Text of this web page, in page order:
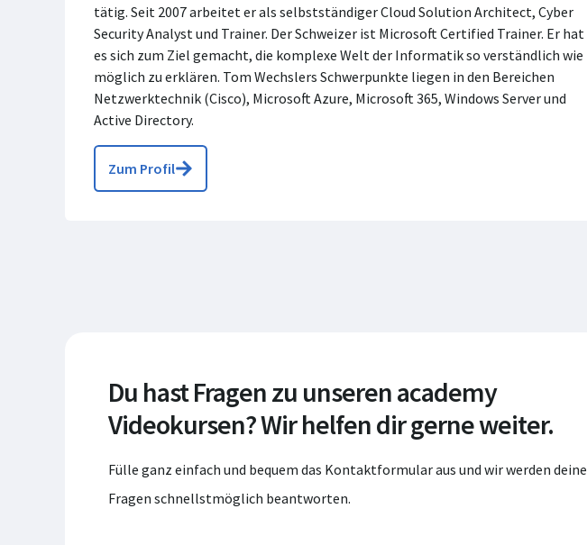
tätig. Seit 2007 arbeitet er als selbstständiger Cloud Solution Architect, Cyber
Security Analyst und Trainer. Der Schweizer ist Microsoft Certified Trainer. Er hat
es sich zum Ziel gemacht, die komplexe Welt der Informatik so verständlich wie
möglich zu erklären. Tom Wechslers Schwerpunkte liegen in den Bereichen
Netzwerktechnik (Cisco), Microsoft Azure, Microsoft 365, Windows Server und
Active Directory.
Zum Profil
Du hast Fragen zu unseren academy
Videokursen? Wir helfen dir gerne weiter.
Fülle ganz einfach und bequem das Kontaktformular aus und wir werden deine
Fragen schnellstmöglich beantworten.